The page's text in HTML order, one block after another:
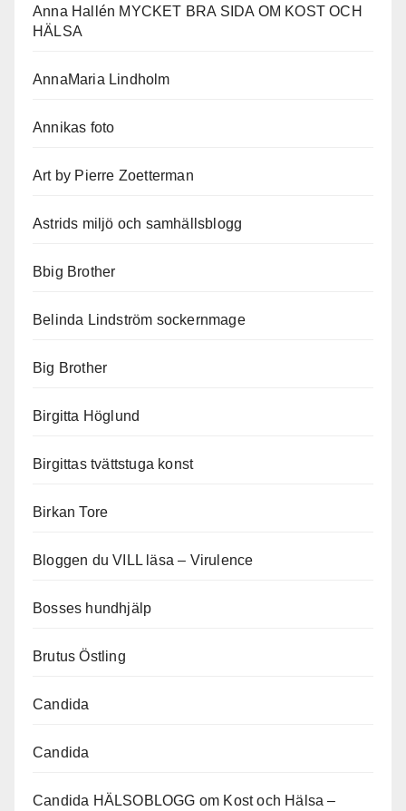
Anna Hallén MYCKET BRA SIDA OM KOST OCH
HÄLSA
AnnaMaria Lindholm
Annikas foto
Art by Pierre Zoetterman
Astrids miljö och samhällsblogg
Bbig Brother
Belinda Lindström sockernmage
Big Brother
Birgitta Höglund
Birgittas tvättstuga konst
Birkan Tore
Bloggen du VILL läsa – Virulence
Bosses hundhjälp
Brutus Östling
Candida
Candida
Candida HÄLSOBLOGG om Kost och Hälsa –